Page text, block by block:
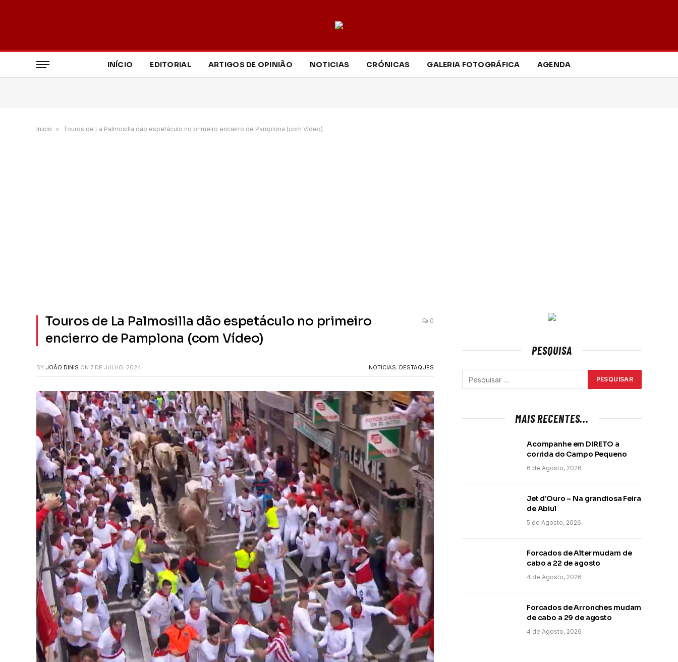
INÍCIO EDITORIAL ARTIGOS DE OPINIÃO NOTICIAS CRÓNICAS GALERIA FOTOGRÁFICA AGENDA
Início » Touros de La Palmosilla dão espetáculo no primeiro encierro de Pamplona (com Vídeo)
Touros de La Palmosilla dão espetáculo no primeiro
encierro de Pamplona (com Vídeo)
0
BY JOÃO DINIS ON 7 DE JULHO, 2024 NOTICIAS, DESTAQUES
PESQUISA
MAIS RECENTES...
Acompanhe em DIRETO a
corrida do Campo Pequeno
6 de Agosto, 2026
Jet d’Ouro – Na grandiosa Feira
de Abiul
5 de Agosto, 2026
Forcados de Alter mudam de
cabo a 22 de agosto
4 de Agosto, 2026
Forcados de Arronches mudam
de cabo a 29 de agosto
4 de Agosto, 2026